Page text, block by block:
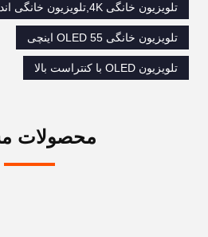
تلویزیون خانگی 4K,تلویزیون خانگی اندرویدی,تلویزیون منحنی 4K
تلویزیون خانگی OLED 55 اینچی
تلویزیون OLED با کنتراست بالا
محصولات